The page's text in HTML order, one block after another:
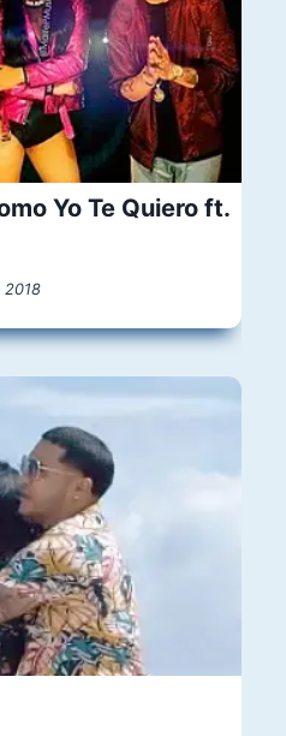
Yo Te Quiero ft.
2018